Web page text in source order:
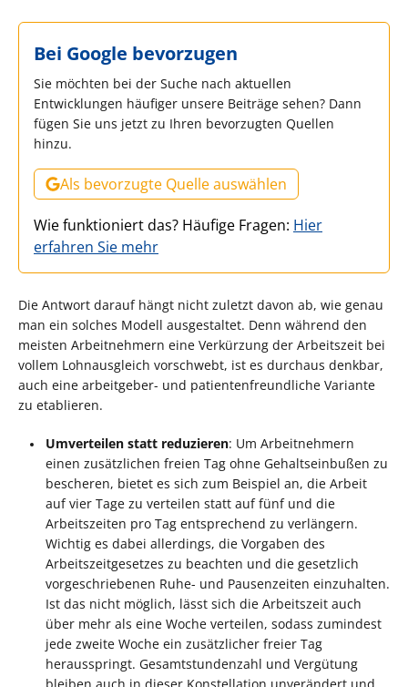
Bei Google bevorzugen
Sie möchten bei der Suche nach aktuellen
Entwicklungen häufiger unsere Beiträge sehen? Dann
fügen Sie uns jetzt zu Ihren bevorzugten Quellen
hinzu.
Als bevorzugte Quelle auswählen
Wie funktioniert das? Häufige Fragen: Hier
erfahren Sie mehr
Die Antwort darauf hängt nicht zuletzt davon ab, wie genau
man ein solches Modell ausgestaltet. Denn während den
meisten Arbeitnehmern eine Verkürzung der Arbeitszeit bei
vollem Lohnausgleich vorschwebt, ist es durchaus denkbar,
auch eine arbeitgeber- und patientenfreundliche Variante
zu etablieren.
Umverteilen statt reduzieren: Um Arbeitnehmern
einen zusätzlichen freien Tag ohne Gehaltseinbußen zu
bescheren, bietet es sich zum Beispiel an, die Arbeit
auf vier Tage zu verteilen statt auf fünf und die
Arbeitszeiten pro Tag entsprechend zu verlängern.
Wichtig es dabei allerdings, die Vorgaben des
Arbeitszeitgesetzes zu beachten und die gesetzlich
vorgeschriebenen Ruhe- und Pausenzeiten einzuhalten.
Ist das nicht möglich, lässt sich die Arbeitszeit auch
über mehr als eine Woche verteilen, sodass zumindest
jede zweite Woche ein zusätzlicher freier Tag
herausspringt. Gesamtstundenzahl und Vergütung
bleiben auch in dieser Konstellation unverändert und